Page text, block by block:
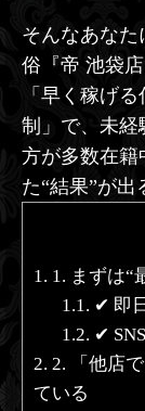
そんなあな
俗『帝 池袋
「早く稼げ
制」で、未経
方が多数在籍
た“結果”が出
1. 1. まずは“
1.1. ✔ 即
1.2. ✔
2. 2. 「他店
ている